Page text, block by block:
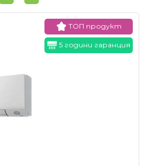
ТОП продукт
5 години гаранция